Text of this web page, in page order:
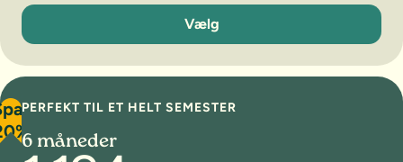
3 måneder
Vælg
PERFEKT TIL ET HELT SEMESTER
6 måneder